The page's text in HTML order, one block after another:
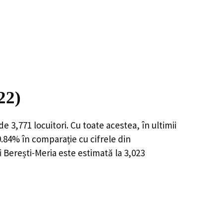
3,771 locuitori. Cu toate acestea, în ultimii
în comparație cu cifrele din
Meria este estimată la 3,023